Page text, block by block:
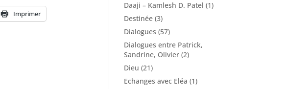
Imprimer
Daaji – Kamlesh D. Patel (1)
Destinée (3)
Dialogues (57)
Dialogues entre Patrick,
Sandrine, Olivier (2)
Dieu (21)
Echanges avec Eléa (1)